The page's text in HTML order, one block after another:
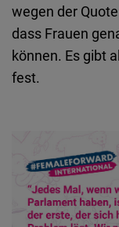
wegen der
dass Frauen
können. Es gibt
fest.